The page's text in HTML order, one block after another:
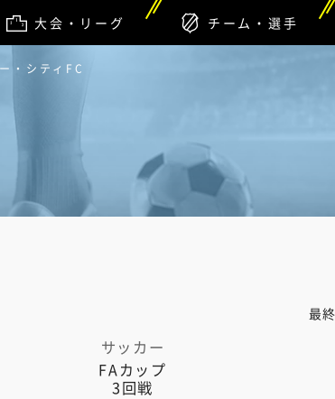
大会・リーグ チーム・選手
・シティFC
最
サッカー
FAカップ
3回戦